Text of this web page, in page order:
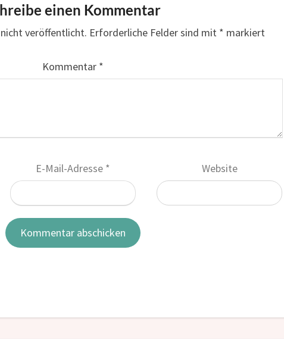
einen Kommentar
veröffentlicht. Erforderliche Felder sind mit * markiert
Kommentar *
E-Mail-Adresse * Website